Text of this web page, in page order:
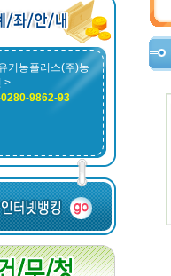
기농플러스(주)농
>
9862-93